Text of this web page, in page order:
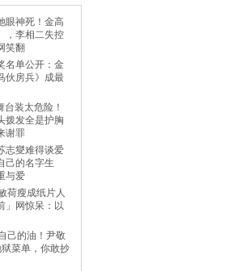
眼神死！金高
，李相二失控
笑翻
名单公开：金
伙房兵》成最
台装太危险！
拨发全是护胸
谢罪
志燮难得谈爱
己的名字生
与爱
荷瘦成纸片人
」网惊呆：以
己的油！尹敬
菜单，你敢抄